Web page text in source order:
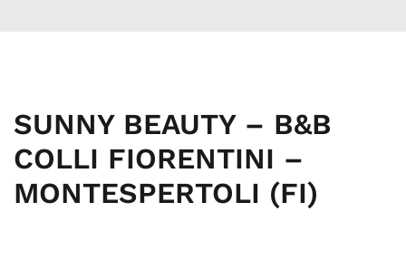
SUNNY BEAUTY – B&B
COLLI FIORENTINI –
MONTESPERTOLI (FI)